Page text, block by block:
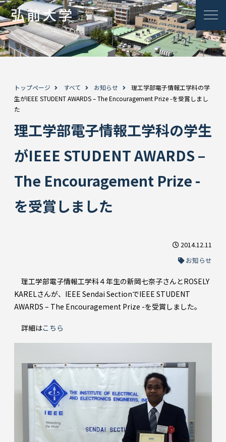
トップページ すべて お知らせ
理工学部電子情報工学科の学
生がIEEE STUDENT AWARDS – The Encouragement Prize -を受賞しまし
た
理工学部電子情報工学科の学生
がIEEE STUDENT AWARDS –
The Encouragement Prize -
を受賞しました
2014.12.11
お知らせ
理工学部電子情報工学科４年生の新岡七奈子さんとROSELY
KARELさんが、IEEE Sendai SectionでIEEE STUDENT
AWARDS – The Encouragement Prize -を受賞しました。
詳細はこちら